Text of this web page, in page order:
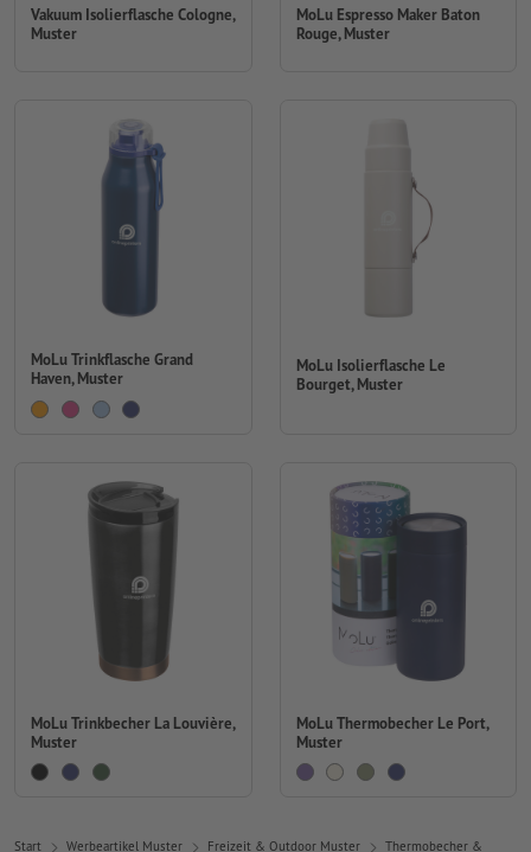
Vakuum Isolierflasche Cologne,
Muster
MoLu Espresso Maker Baton
Rouge, Muster
MoLu Trinkflasche Grand
Haven, Muster
MoLu Isolierflasche Le
Bourget, Muster
MoLu Trinkbecher La Louvière,
Muster
MoLu Thermobecher Le Port,
Muster
Start Werbeartikel Muster Freizeit & Outdoor Muster
Thermobecher &